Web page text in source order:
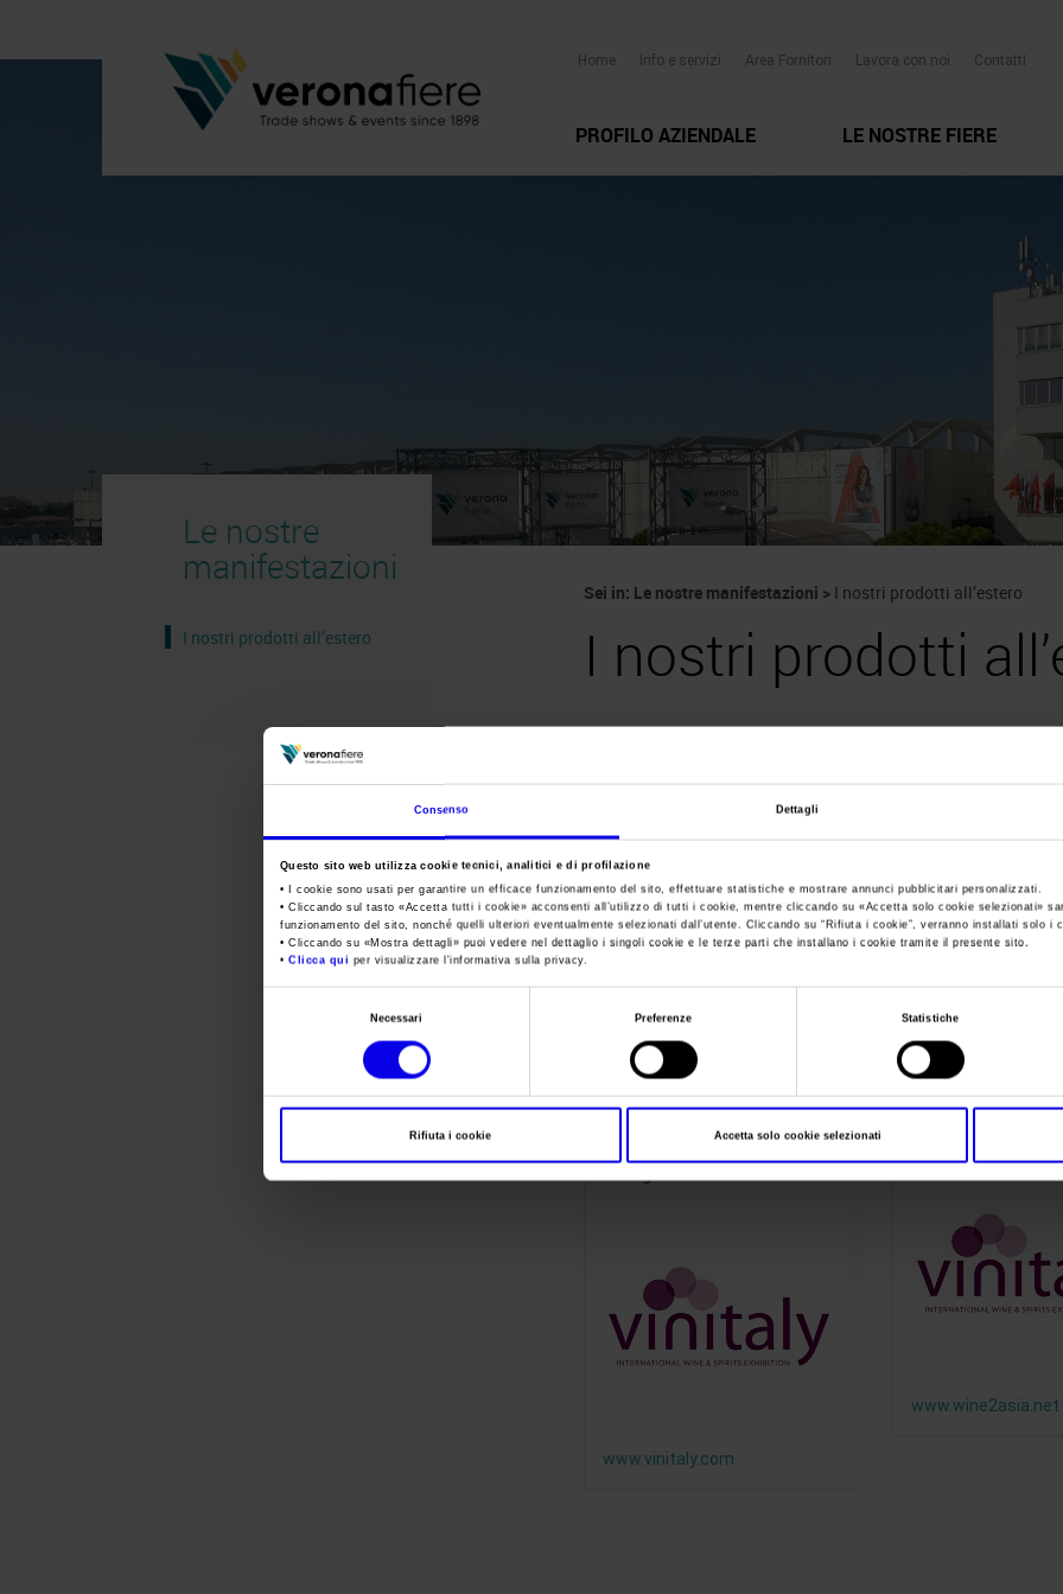
Consenso Dettagli
Questo sito web utilizza cookie tecnici, analitici e di profilazione
• I cookie sono usati per garantire un efficace funzionamento del sito, effettuare statistiche e mostrare annunci pubblicitari personalizzati.
• Cliccando sul tasto «Accetta tutti i cookie» acconsenti all’utilizzo di tutti i cookie, mentre cliccando su «Accetta solo cookie selezionati»
funzionamento del sito, nonché quelli ulteriori eventualmente selezionati dall’utente. Cliccando su “Rifiuta i cookie”, verranno installati solo i
• Cliccando su «Mostra dettagli» puoi vedere nel dettaglio i singoli cookie e le terze parti che installano i cookie tramite il presente sito.
•Clicca qui per visualizzare l'informativa sulla privacy.
Necessari Preferenze Statistiche
Rifiuta i cookie Accetta solo cookie selezionati
Home Info e servizi Area Fornitori Lavora con noi Contatti
PROFILO AZIENDALE LE NOSTRE FIERE
Le nostre
manifestazioni
I nostri prodotti all’estero
Sei in: Le nostre manifestazioni > I nostri prodotti all’estero
I nostri prodotti
Veronafiereè fortemente proiettata sui mercati
Kong,Marocco
Il settore vitivinicolo è rappresentato dalle tappe diVinitaly
Wine To Asia .
Pietra naturale, design e tecnologie di lavorazione sono al centro
Fair/Marmomac Latin America.
All’estero, Veronafiere può contare su una rete di30 delegati
do Brasil
Veronafiere Asia Ltd Shenzhen Baina International
Vinitaly Cina
www.vinitaly.com
Wine to
www.wine2asia.net